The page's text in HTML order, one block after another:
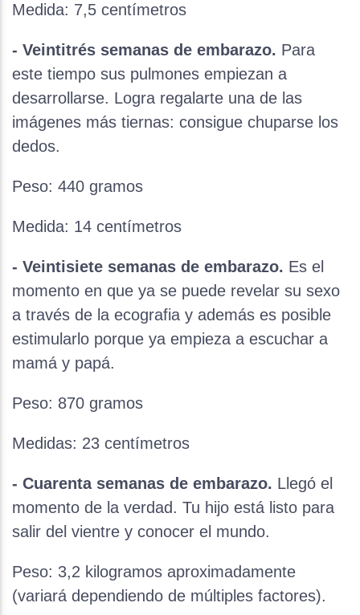
Medida: 7,5 centímetros
- Veintitrés semanas de embarazo. Para
este tiempo sus pulmones empiezan a
desarrollarse. Logra regalarte una de las
imágenes más tiernas: consigue chuparse los
dedos.
Peso: 440 gramos
Medida: 14 centímetros
- Veintisiete semanas de embarazo. Es el
momento en que ya se puede revelar su sexo
a través de la ecografia y además es posible
estimularlo porque ya empieza a escuchar a
mamá y papá.
Peso: 870 gramos
Medidas: 23 centímetros
- Cuarenta semanas de embarazo. Llegó el
momento de la verdad. Tu hijo está listo para
salir del vientre y conocer el mundo.
Peso: 3,2 kilogramos aproximadamente
(variará dependiendo de múltiples factores).